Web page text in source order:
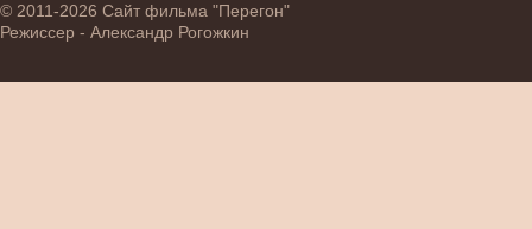
© 2011-2026 Сайт фильма "Перегон"
Режиссер - Александр Рогожкин